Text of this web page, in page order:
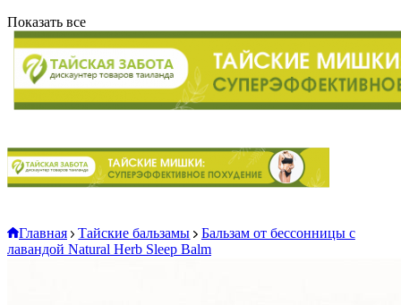
Показать все
Главная Тайские бальзамы
Бальзам от бессонницы с
лавандой Natural Herb Sleep Balm